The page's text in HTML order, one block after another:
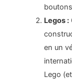
Legos :
en un
Lego